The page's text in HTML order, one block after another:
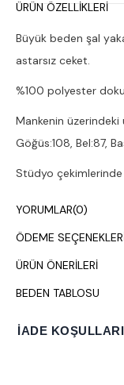
ÜRÜN ÖZELLIKLERI
Büyük beden şal
astarsız ceket.
%100 polyester
Mankenin üzerindeki
Göğüs:108, Bel:87,
Stüdyo çekimlerinde
YORUMLAR(0)
ÖDEME
ÜRÜN ÖNERILERI
BEDEN TABLOSU
İADE KOŞULLARI